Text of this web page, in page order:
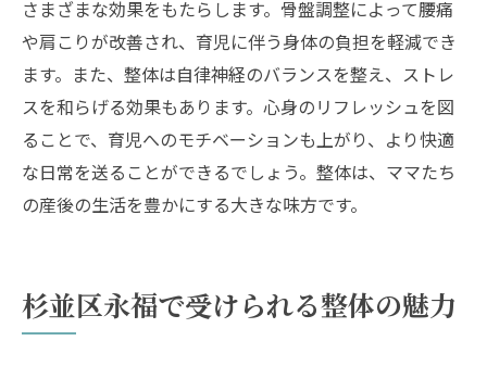
さまざまな効果をもたらします。骨盤調整によって腰痛
や肩こりが改善され、育児に伴う身体の負担を軽減でき
ます。また、整体は自律神経のバランスを整え、ストレ
スを和らげる効果もあります。心身のリフレッシュを図
ることで、育児へのモチベーションも上がり、より快適
な日常を送ることができるでしょう。整体は、ママたち
の産後の生活を豊かにする大きな味方です。
杉並区永福で受けられる整体の魅力